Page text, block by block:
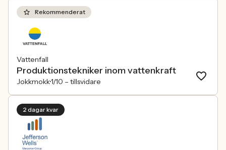
Rekommenderat
Vattenfall
Produktionstekniker inom vattenkraft
Jokkmokk1/10 – tillsvidare
2 dagar kvar